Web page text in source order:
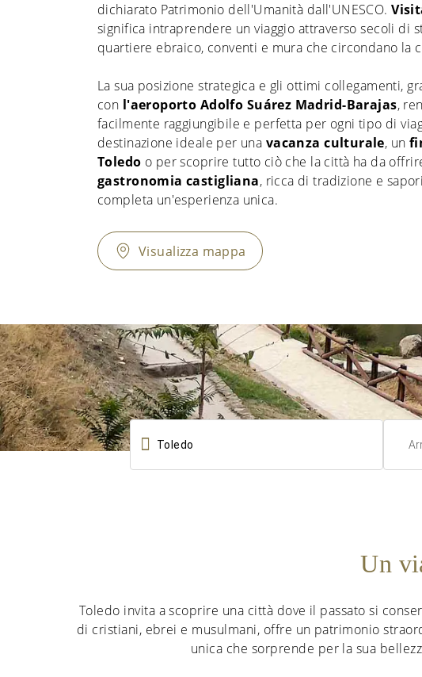
dichiarato Patrimonio dell'Umanità dall'UNESCO.
significa intraprendere un viaggio attraverso secoli di
quartiere ebraico, conventi e mura che circondano la
La sua posizione strategica e gli ottimi collegamenti,
con l'aeroporto Adolfo Suárez Madrid-Barajas,
facilmente raggiungibile e perfetta per ogni tipo di
destinazione ideale per una vacanza culturale, un
Toledo o per scoprire tutto ciò che la città ha da
gastronomia castigliana, ricca di tradizione e
completa un'esperienza unica.
Visualizza mappa

Un
Toledo invita a scoprire una città dove il passato si
di cristiani, ebrei e musulmani, offre un patrimonio
unica che sorprende per la sua